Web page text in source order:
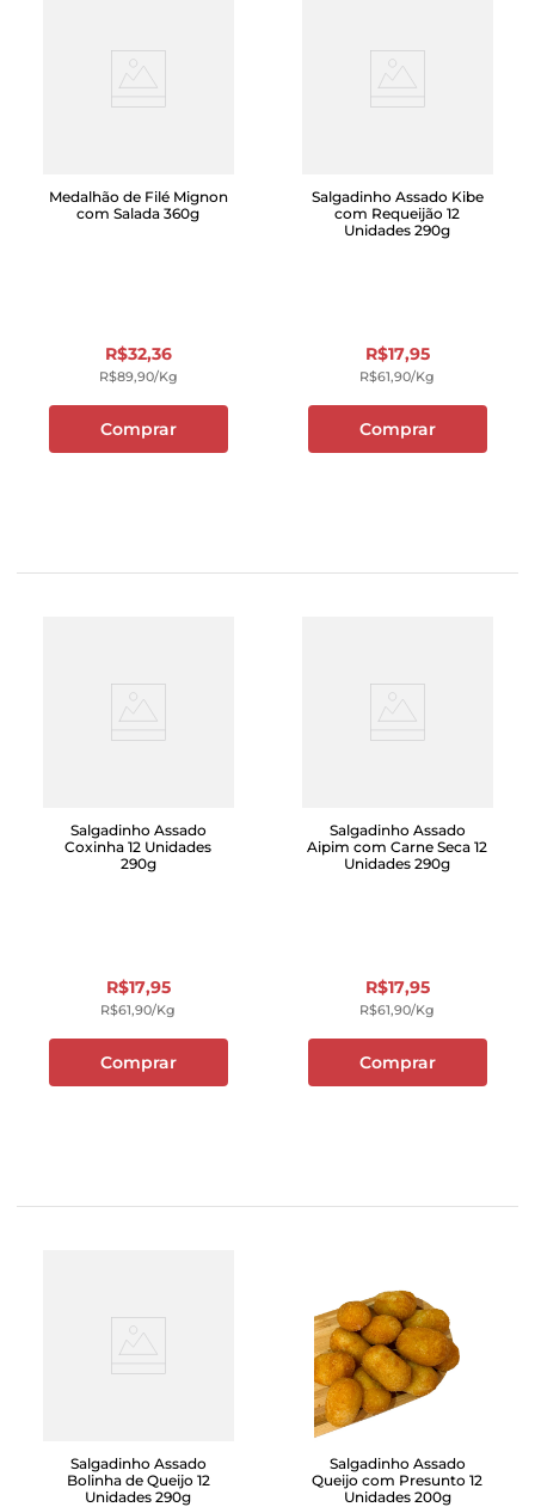
Medalhão de Filé Mignon
com Salada 360g
R$32,36
R$89,90/kg
Comprar
Salgadinho Assado Kibe
com Requeijão 12
Unidades 290g
R$17,95
R$61,90/kg
Comprar
Salgadinho Assado
Coxinha 12 Unidades
290g
R$17,95
R$61,90/kg
Comprar
Salgadinho Assado
Aipim com Carne Seca 12
Unidades 290g
R$17,95
R$61,90/kg
Comprar
Salgadinho Assado
Bolinha de Queijo 12
Unidades 290g
Salgadinho Assado
Queijo com Presunto 12
Unidades 200g